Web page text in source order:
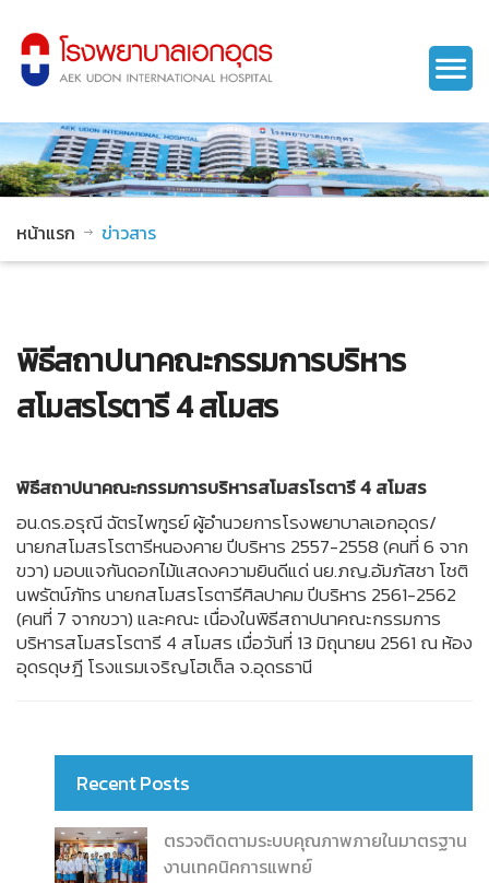
หน้าแรก ข่าวสาร
พิธีสถาปนาคณะกรรมการบริหาร
สโมสรโรตารี 4 สโมสร
พิธีสถาปนาคณะกรรมการบริหารสโมสรโรตารี 4 สโมสร
อน.ดร.อรุณี ฉัตรไพฑูรย์ ผู้อำนวยการโรงพยาบาลเอกอุดร/
นายกสโมสรโรตารีหนองคาย ปีบริหาร 2557-2558 (คนที่ 6 จาก
ขวา) มอบแจกันดอกไม้แสดงความยินดีแด่ นย.ภญ.อัมภัสชา โชติ
นพรัตน์ภัทร นายกสโมสรโรตารีศิลปาคม ปีบริหาร 2561-2562
(คนที่ 7 จากขวา) และคณะ เนื่องในพิธีสถาปนาคณะกรรมการ
บริหารสโมสรโรตารี 4 สโมสร เมื่อวันที่ 13 มิถุนายน 2561 ณ ห้อง
อุดรดุษฎี โรงแรมเจริญโฮเต็ล จ.อุดรธานี
Recent Posts
ตรวจติดตามระบบคุณภาพภายในมาตรฐาน
งานเทคนิคการแพทย์